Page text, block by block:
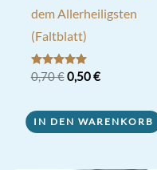
dem Allerheiligsten
(Faltblatt)
Bewertet mit
5.00
0,70€ Ursprünglicher
0,70 €
0,50€Aktueller
0,50 €.
IN DEN WARENKORB